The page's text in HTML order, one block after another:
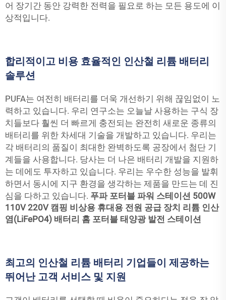
어 장기간 동안 강력한 전력을 필요로 하는 모든 용도에 이
상적입니다.
합리적이고 비용 효율적인 인산철 리튬 배터리
솔루션
PUFA는 여전히 배터리를 더욱 개선하기 위해 끊임없이 노
력하고 있습니다. 우리 연구소는 오늘날 사용하는 구식 장
치들보다 훨씬 더 빠르게 충전되는 완전히 새로운 종류의
배터리를 위한 차세대 기술을 개발하고 있습니다. 우리는
각 배터리의 품질이 최대한 완벽하도록 공장에서 첨단 기
계들을 사용합니다. 당사는 더 나은 배터리 개발을 지원하
는 데에도 투자하고 있습니다. 우리는 우수한 성능을 발휘
하면서 동시에 지구 환경을 생각하는 제품을 만드는 데 진
심을 다하고 있습니다. 푸파 포터블 파워 스테이션 500W
110V 220V 캠핑 비상용 휴대용 전원 공급 장치 리튬 인산
염(LiFePO4) 배터리 홈 포터블 태양광 발전 스테이션
최고의 인산철 리튬 배터리 기업들이 제공하는
뛰어난 고객 서비스 및 지원